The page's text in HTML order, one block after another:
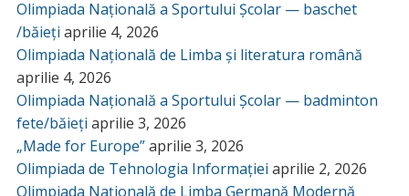
Olimpiada Națională a Sportului Școlar — baschet
/băieți aprilie 4, 2026
Olimpiada Națională de Limba și literatura română
aprilie 4, 2026
Olimpiada Națională a Sportului Școlar — badminton
fete/băieți aprilie 3, 2026
„Made for Europe”aprilie 3, 2026
Olimpiada de Tehnologia Informației aprilie 2, 2026
Olimpiada Națională de Limba Germană Modernă